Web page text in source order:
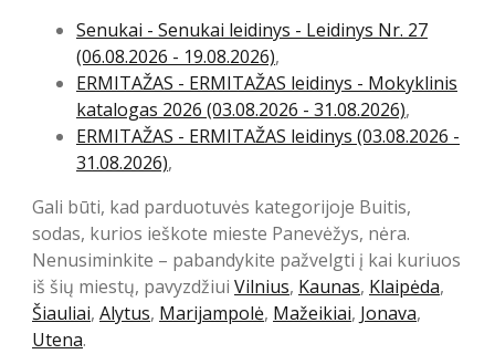
Senukai - Senukai leidinys - Leidinys Nr. 27
(06.08.2026 - 19.08.2026),
ERMITAŽAS - ERMITAŽAS leidinys - Mokyklinis
katalogas 2026 (03.08.2026 - 31.08.2026),
ERMITAŽAS - ERMITAŽAS leidinys (03.08.2026 -
31.08.2026),
Gali būti, kad parduotuvės kategorijoje Buitis,
sodas, kurios ieškote mieste Panevėžys, nėra.
Nenusiminkite – pabandykite pažvelgti į kai kuriuos
iš šių miestų, pavyzdžiui Vilnius, Kaunas, Klaipėda,
Šiauliai, Alytus, Marijampolė, Mažeikiai, Jonava,
Utena.